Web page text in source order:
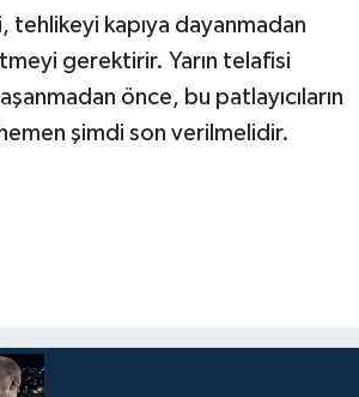
kapıya dayanmadan
gerektirir. Yarın telafisi
önce, bu patlayıcıların
şimdi son verilmelidir.